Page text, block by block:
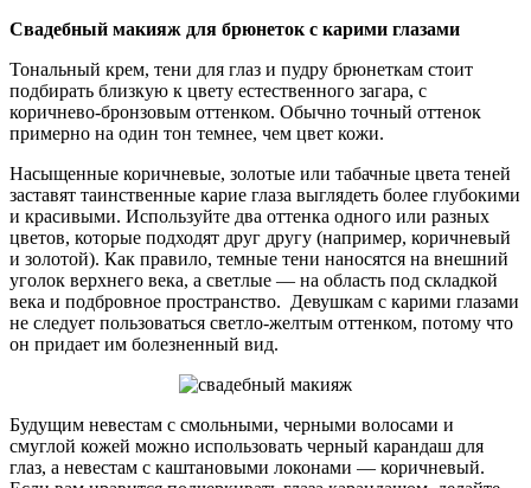
Свадебный макияж для брюнеток с карими глазами
Тональный крем, тени для глаз и пудру брюнеткам стоит
подбирать близкую к цвету естественного загара, с
коричнево-бронзовым оттенком. Обычно точный оттенок
примерно на один тон темнее, чем цвет кожи.
Насыщенные коричневые, золотые или табачные цвета теней
заставят таинственные карие глаза выглядеть более глубокими
и красивыми. Используйте два оттенка одного или разных
цветов, которые подходят друг другу (например, коричневый
и золотой). Как правило, темные тени наносятся на внешний
уголок верхнего века, а светлые — на область под складкой
века и подбровное пространство. Девушкам с карими глазами
не следует пользоваться светло-желтым оттенком, потому что
он придает им болезненный вид.
Будущим невестам с смольными, черными волосами и
смуглой кожей можно использовать черный карандаш для
глаз, а невестам с каштановыми локонами — коричневый.